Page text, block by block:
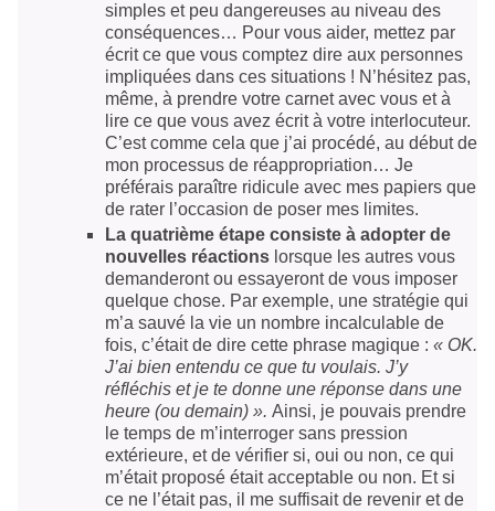
simples et peu dangereuses au niveau des
conséquences… Pour vous aider, mettez par
écrit ce que vous comptez dire aux personnes
impliquées dans ces situations ! N’hésitez pas,
même, à prendre votre carnet avec vous et à
lire ce que vous avez écrit à votre interlocuteur.
C’est comme cela que j’ai procédé, au début de
mon processus de réappropriation… Je
préférais paraître ridicule avec mes papiers que
de rater l’occasion de poser mes limites.
La quatrième étape consiste à adopter de
nouvelles réactions lorsque les autres vous
demanderont ou essayeront de vous imposer
quelque chose. Par exemple, une stratégie qui
m’a sauvé la vie un nombre incalculable de
fois, c’était de dire cette phrase magique : « OK.
J’ai bien entendu ce que tu voulais. J’y
réfléchis et je te donne une réponse dans une
heure (ou demain) ». Ainsi, je pouvais prendre
le temps de m’interroger sans pression
extérieure, et de vérifier si, oui ou non, ce qui
m’était proposé était acceptable ou non. Et si
ce ne l’était pas, il me suffisait de revenir et de